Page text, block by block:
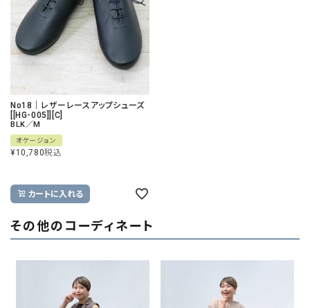
No18｜レザーレースアップシューズ
[[HG-005]][C]
BLK／M
オケージョン
¥10,780税込
カートに入れる
その他のコーディネート